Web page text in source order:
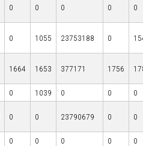
0 0 0 0 0
0 1055 23753188 0
1664 1653 377171 1756
0 1039 0 0
0
0 0 23790679 0 0
0 0 0 0
0